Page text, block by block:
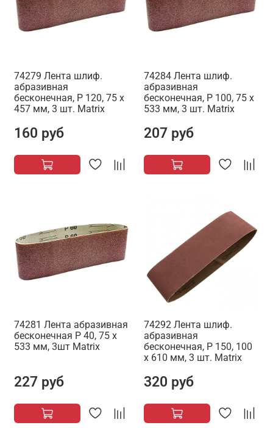
74279 Лента шлиф.
абразивная
бесконечная, P 120, 75 х
457 мм, 3 шт. Matrix
160 руб
74284 Лента шлиф.
абразивная
бесконечная, P 100, 75 х
533 мм, 3 шт. Matrix
207 руб
74281 Лента абразивная
бесконечная Р 40, 75 х
533 мм, 3шт Matrix
227 руб
74292 Лента шлиф.
абразивная
бесконечная, P 150, 100
х 610 мм, 3 шт. Matrix
320 руб